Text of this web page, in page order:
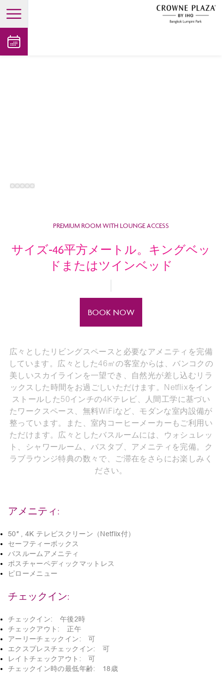
open main menu
PREMIUM ROOM WITH LOUNGE ACCESS
サイズ-46平方メートル。キングベッ
ドまたはツインベッド
BOOK NOW
広々としたリビングスペースと必要なアメニティを完備
しています。広々とした46㎡の客室からは、バンコクの
美しいスカイラインを一望でき、自然光が差し込むリラ
ックスした時間をお過ごしいただけます。Netflixをイン
ストールした50インチの4Kテレビ、人間工学に基づい
たワークスペース、無料WiFiなど、モダンな室内設備が
整っています。また、室内コーヒーメーカーもご利用い
ただけます。広々としたバスルームには、ウォシュレッ
ト、シャワールーム、バスタブ、アメニティを完備。ク
ラブラウンジ特典の数々で、ご滞在をさらにお楽しみく
ださい。
アメニティ:
50″ , 4K テレビスクリーン（Netflix付）
セーフティーボックス
バスルームアメニティ
ポスチャーペディックマットレス
ピローメニュー
チェックイン:
チェックイン: 午後2時
チェックアウト: 正午
アーリーチェックイン: 可
エクスプレスチェックイン: 可
レイトチェックアウト: 可
チェックイン時の最低年齢: 18歳